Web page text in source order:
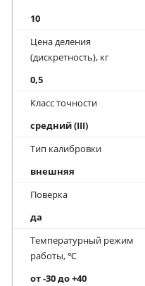
10
Цена деления
(дискретность), кг
0,5
Класс точности
средний (III)
Тип калибровки
внешняя
Поверка
да
Температурный режим
работы, ℃
от -30 до +40